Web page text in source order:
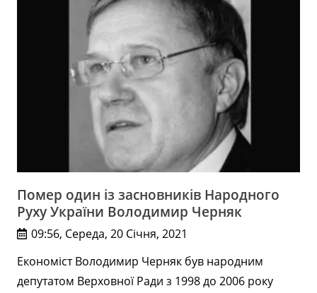
Помер один із засновників Народного
Руху України Володимир Черняк
09:56, Середа, 20 Січня, 2021
Економіст Володимир Черняк був народним
депутатом Верховної Ради з 1998 до 2006 року